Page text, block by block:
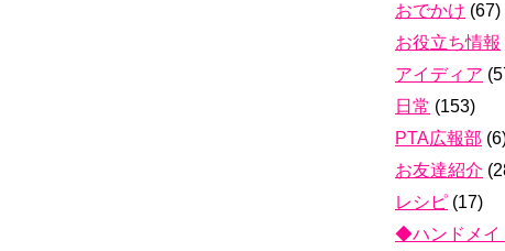
おでかけ (67)
お役立ち情報
アイディア
日常 (153)
PTA広報部
お友達紹介
レシピ (17)
◆ハンドメイ